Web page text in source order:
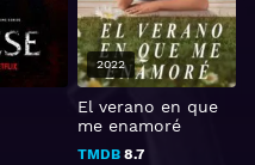
El verano en que
me enamoré
TMDB8.7
2022